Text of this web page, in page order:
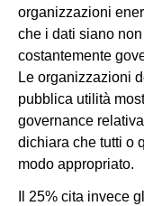
organizzazioni
che i dati siano
costantemente
Le organizzazioni
pubblica utilità
governance
dichiara che tutti o
modo appropriato.
Il 25% cita invece